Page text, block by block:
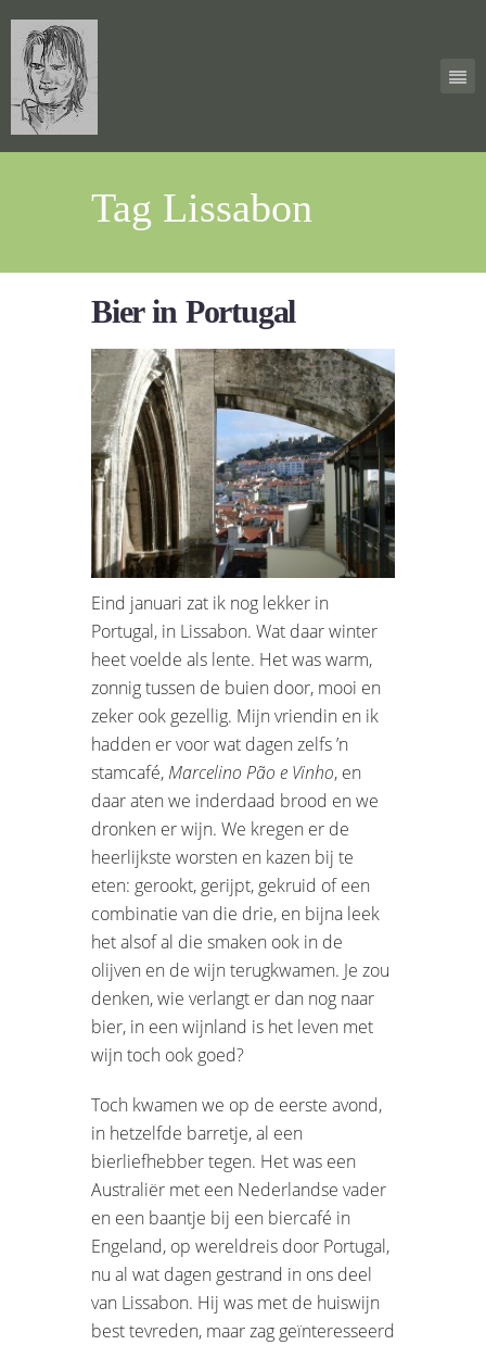
Tag Lissabon
Bier in Portugal
Eind januari zat ik nog lekker in
Portugal, in Lissabon. Wat daar winter
heet voelde als lente. Het was warm,
zonnig tussen de buien door, mooi en
zeker ook gezellig. Mijn vriendin en ik
hadden er voor wat dagen zelfs ’n
stamcafé, Marcelino Pão e Vinho, en
daar aten we inderdaad brood en we
dronken er wijn. We kregen er de
heerlijkste worsten en kazen bij te
eten: gerookt, gerijpt, gekruid of een
combinatie van die drie, en bijna leek
het alsof al die smaken ook in de
olijven en de wijn terugkwamen. Je zou
denken, wie verlangt er dan nog naar
bier, in een wijnland is het leven met
wijn toch ook goed?
Toch kwamen we op de eerste avond,
in hetzelfde barretje, al een
bierliefhebber tegen. Het was een
Australiër met een Nederlandse vader
en een baantje bij een biercafé in
Engeland, op wereldreis door Portugal,
nu al wat dagen gestrand in ons deel
van Lissabon. Hij was met de huiswijn
best tevreden, maar zag geïnteresseerd